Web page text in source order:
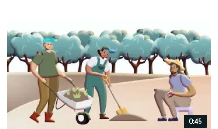
Video
0:45